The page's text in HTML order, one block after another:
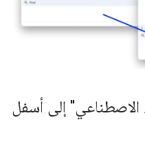
الاصطناعي" إلى أسفل